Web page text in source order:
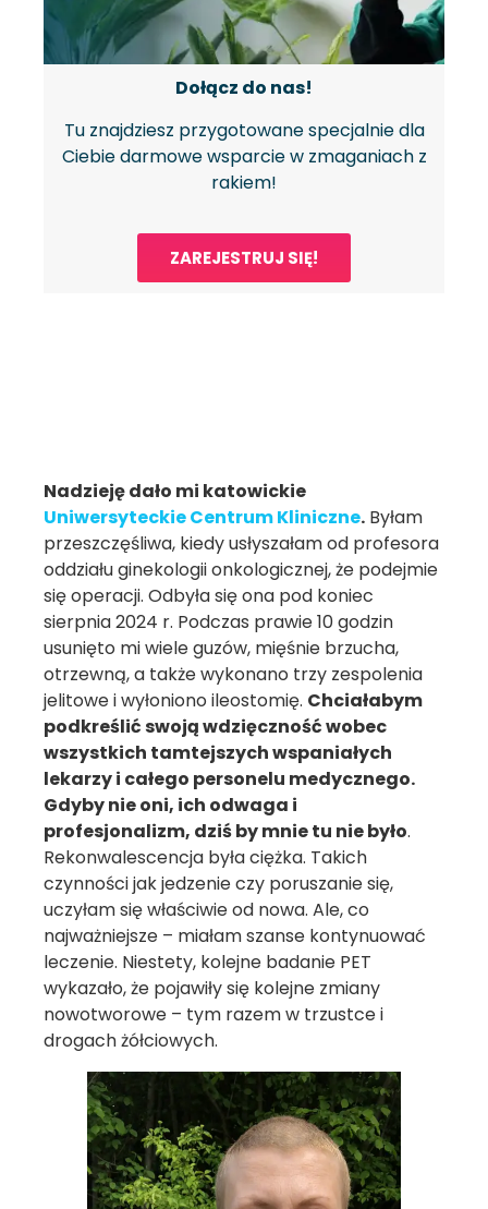
Dołącz do nas!
Tu znajdziesz przygotowane specjalnie dla
Ciebie darmowe wsparcie w zmaganiach z
rakiem!
ZAREJESTRUJ SIĘ!
Nadzieję dało mi katowickie
Uniwersyteckie Centrum Kliniczne. Byłam
przeszczęśliwa, kiedy usłyszałam od profesora
oddziału ginekologii onkologicznej, że podejmie
się operacji. Odbyła się ona pod koniec
sierpnia 2024 r. Podczas prawie 10 godzin
usunięto mi wiele guzów, mięśnie brzucha,
otrzewną, a także wykonano trzy zespolenia
jelitowe i wyłoniono ileostomię. Chciałabym
podkreślić swoją wdzięczność wobec
wszystkich tamtejszych wspaniałych
lekarzy i całego personelu medycznego.
Gdyby nie oni, ich odwaga i
profesjonalizm, dziś by mnie tu nie było.
Rekonwalescencja była ciężka. Takich
czynności jak jedzenie czy poruszanie się,
uczyłam się właściwie od nowa. Ale, co
najważniejsze – miałam szanse kontynuować
leczenie. Niestety, kolejne badanie PET
wykazało, że pojawiły się kolejne zmiany
nowotworowe – tym razem w trzustce i
drogach żółciowych.